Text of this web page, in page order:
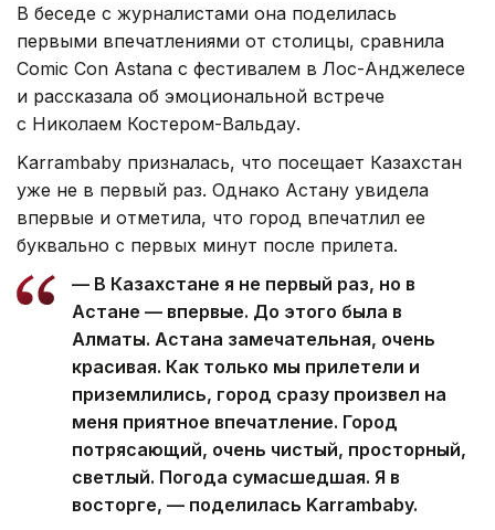
В беседе с журналистами она поделилась
первыми впечатлениями от столицы, сравнила
Comic Con Astana с фестивалем в Лос-Анджелесе
и рассказала об эмоциональной встрече
с Николаем Костером-Вальдау.
Karrambaby призналась, что посещает Казахстан
уже не в первый раз. Однако Астану увидела
впервые и отметила, что город впечатлил ее
буквально с первых минут после прилета.
— В Казахстане я не первый раз, но в
Астане — впервые. До этого была в
Алматы. Астана замечательная, очень
красивая. Как только мы прилетели и
приземлились, город сразу произвел на
меня приятное впечатление. Город
потрясающий, очень чистый, просторный,
светлый. Погода сумасшедшая. Я в
восторге, — поделилась Karrambaby.